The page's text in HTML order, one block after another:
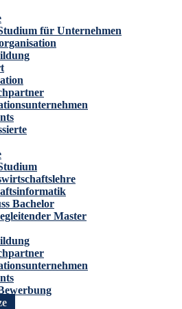
für Unternehmen
Bachelor
Master